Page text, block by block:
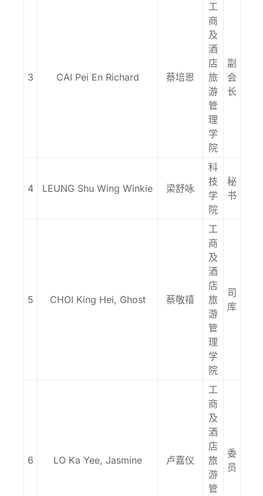
3 CAI Pei En Richard 蔡培恩
工
商
及
酒
店
旅
游
管
理
学
院
副
会
长
4 LEUNG Shu Wing Winkie 梁舒咏
科
技
学
院
秘
书
5 CHOI King Hei, Ghost 蔡敬禧
工
商
及
酒
店
旅
游
管
理
学
院
司
库
6 LO Ka Yee, Jasmine 卢嘉仪
工
商
及
酒
店
旅
游
管
委
员